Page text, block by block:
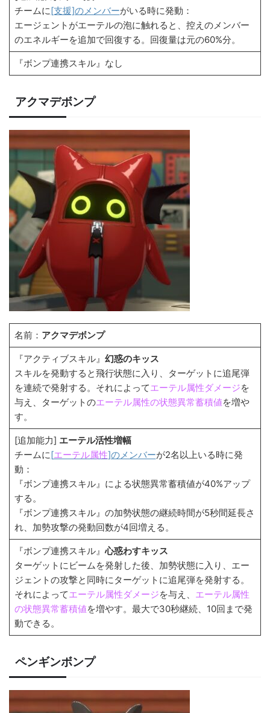
チームに[支援]のメンバーがいる時に発動：
エージェントがエーテルの泡に触れると、控えのメンバー
のエネルギーを追加で回復する。回復量は元の60%分。
『ボンプ連携スキル』なし
アクマデボンプ
名前： アクマデボンプ
『アクティブスキル』 幻惑のキッス
スキルを発動すると飛行状態に入り、ターゲットに追尾弾
を連続で発射する。それによってエーテル属性ダメージを
与え、ターゲットのエーテル属性の状態異常蓄積値を増や
す。
[追加能力] エーテル活性増幅
チームに[エーテル属性]のメンバーが2名以上いる時に発
動：
『ボンプ連携スキル』による状態異常蓄積値が40%アップ
する。
『ボンプ連携スキル』の加勢状態の継続時間が5秒間延長さ
れ、加勢攻撃の発動回数が4回増える。
『ボンプ連携スキル』心惑わすキッス
ターゲットにビームを発射した後、加勢状態に入り、エー
ジェントの攻撃と同時にターゲットに追尾弾を発射する。
それによってエーテル属性ダメージを与え、 エーテル属性
の状態異常蓄積値を増やす。最大で30秒継続、10回まで発
動できる。
ペンギンボンプ